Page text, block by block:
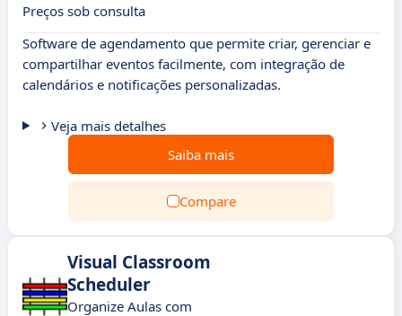
Preços sob consulta
Software de agendamento que permite criar, gerenciar e
compartilhar eventos facilmente, com integração de
calendários e notificações personalizadas.
Veja mais detalhes
Saiba mais
Compare
Visual Classroom
Scheduler
Organize Aulas com